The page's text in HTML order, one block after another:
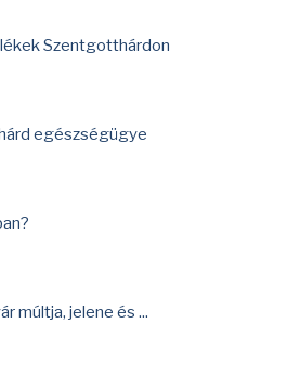
Szentgotthárdon
egészségügye
múltja, jelene és ...